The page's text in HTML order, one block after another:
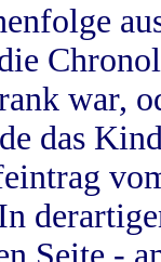
war,
das